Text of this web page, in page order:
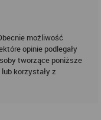
możliwość
opinie podlegały
tworzące poniższe
korzystały z